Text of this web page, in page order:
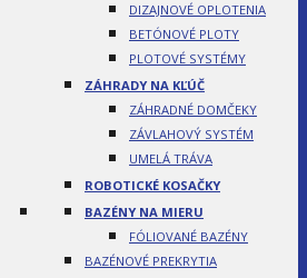
DIZAJNOVÉ OPLOTENIA
BETÓNOVÉ PLOTY
PLOTOVÉ SYSTÉMY
ZÁHRADY NA KĽÚČ
ZÁHRADNÉ DOMČEKY
ZÁVLAHOVÝ SYSTÉM
UMELÁ TRÁVA
ROBOTICKÉ KOSAČKY
BAZÉNY NA MIERU
FÓLIOVANÉ BAZÉNY
BAZÉNOVÉ PREKRYTIA